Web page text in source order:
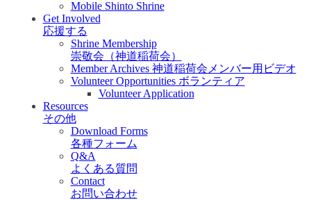
Mobile Shinto Shrine
Get Involved
応援する
Shrine Membership
崇敬会（神道稲荷会）
Member Archives 神道稲荷会メンバー用ビデオ
Volunteer Opportunities ボランティア
Volunteer Application
Resources
その他
Download Forms
各種フォーム
Q&A
よくある質問
Contact
お問い合わせ